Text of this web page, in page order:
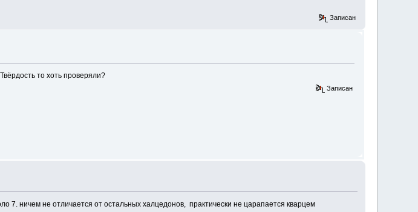
Записан
то хоть проверяли?
Записан
7. ничем не отличается от остальных халцедонов, практически не царапается кварцем